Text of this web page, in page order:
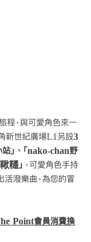
程，與可愛角色來一
新世紀廣場L1另設3
」、「nako-chan野
韆」 ，可愛角色手持
潑樂曲，為您的冒
Point會員消費換